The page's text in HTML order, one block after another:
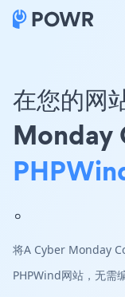
在您的网
Monday
。
将A Cyber Monday
PHPWind网站，无需